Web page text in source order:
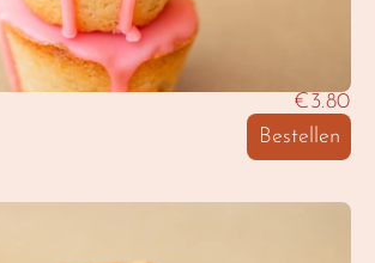
€3.80
Bestellen